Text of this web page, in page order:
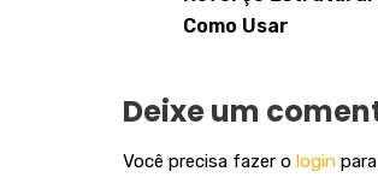
Como Usar
Deixe um
Você precisa fazer o login